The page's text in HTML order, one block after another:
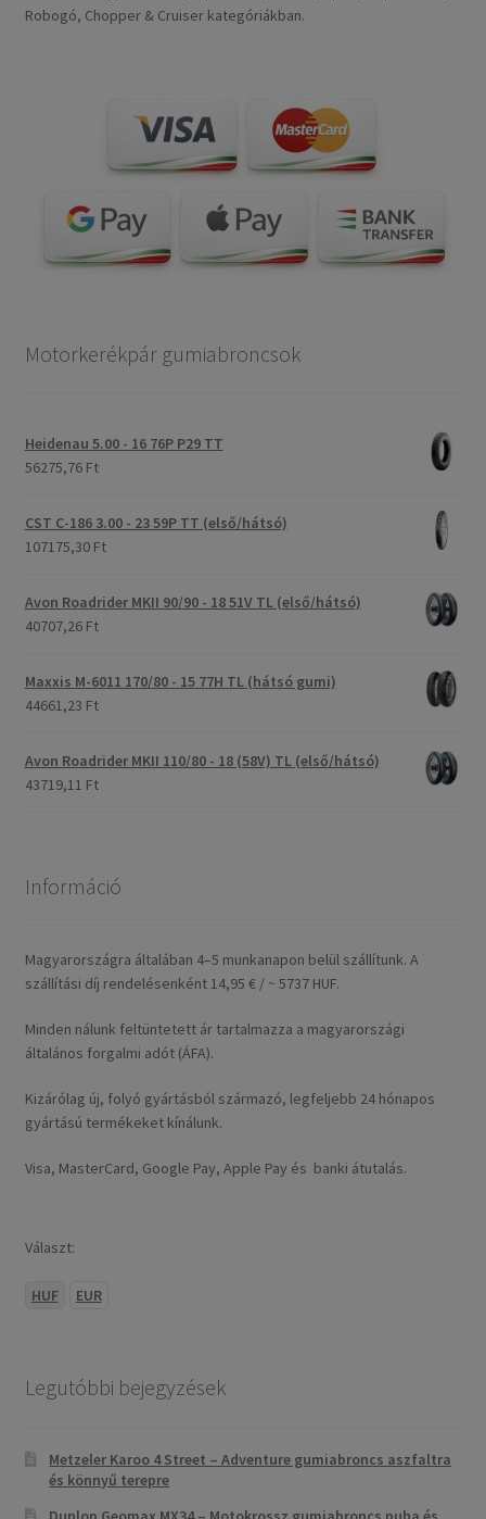
Robogó, Chopper & Cruiser kategóriákban.
Motorkerékpár gumiabroncsok
Heidenau 5.00 - 16 76P P29 TT
56275,76 Ft
CST C-186 3.00 - 23 59P TT (első/hátsó)
107175,30 Ft
Avon Roadrider MKII 90/90 - 18 51V TL (első/hátsó)
40707,26 Ft
Maxxis M-6011 170/80 - 15 77H TL (hátsó gumi)
44661,23 Ft
Avon Roadrider MKII 110/80 - 18 (58V) TL (első/hátsó)
43719,11 Ft
Információ
Magyarországra általában 4–5 munkanapon belül szállítunk. A
szállítási díj rendelésenként 14,95 € / ~ 5737 HUF.
Minden nálunk feltüntetett ár tartalmazza a magyarországi
általános forgalmi adót (ÁFA).
Kizárólag új, folyó gyártásból származó, legfeljebb 24 hónapos
gyártású termékeket kínálunk.
Visa, MasterCard, Google Pay, Apple Pay és banki átutalás.
Választ:
HUF EUR
Legutóbbi bejegyzések
Metzeler Karoo 4 Street – Adventure gumiabroncs aszfaltra
és könnyű terepre